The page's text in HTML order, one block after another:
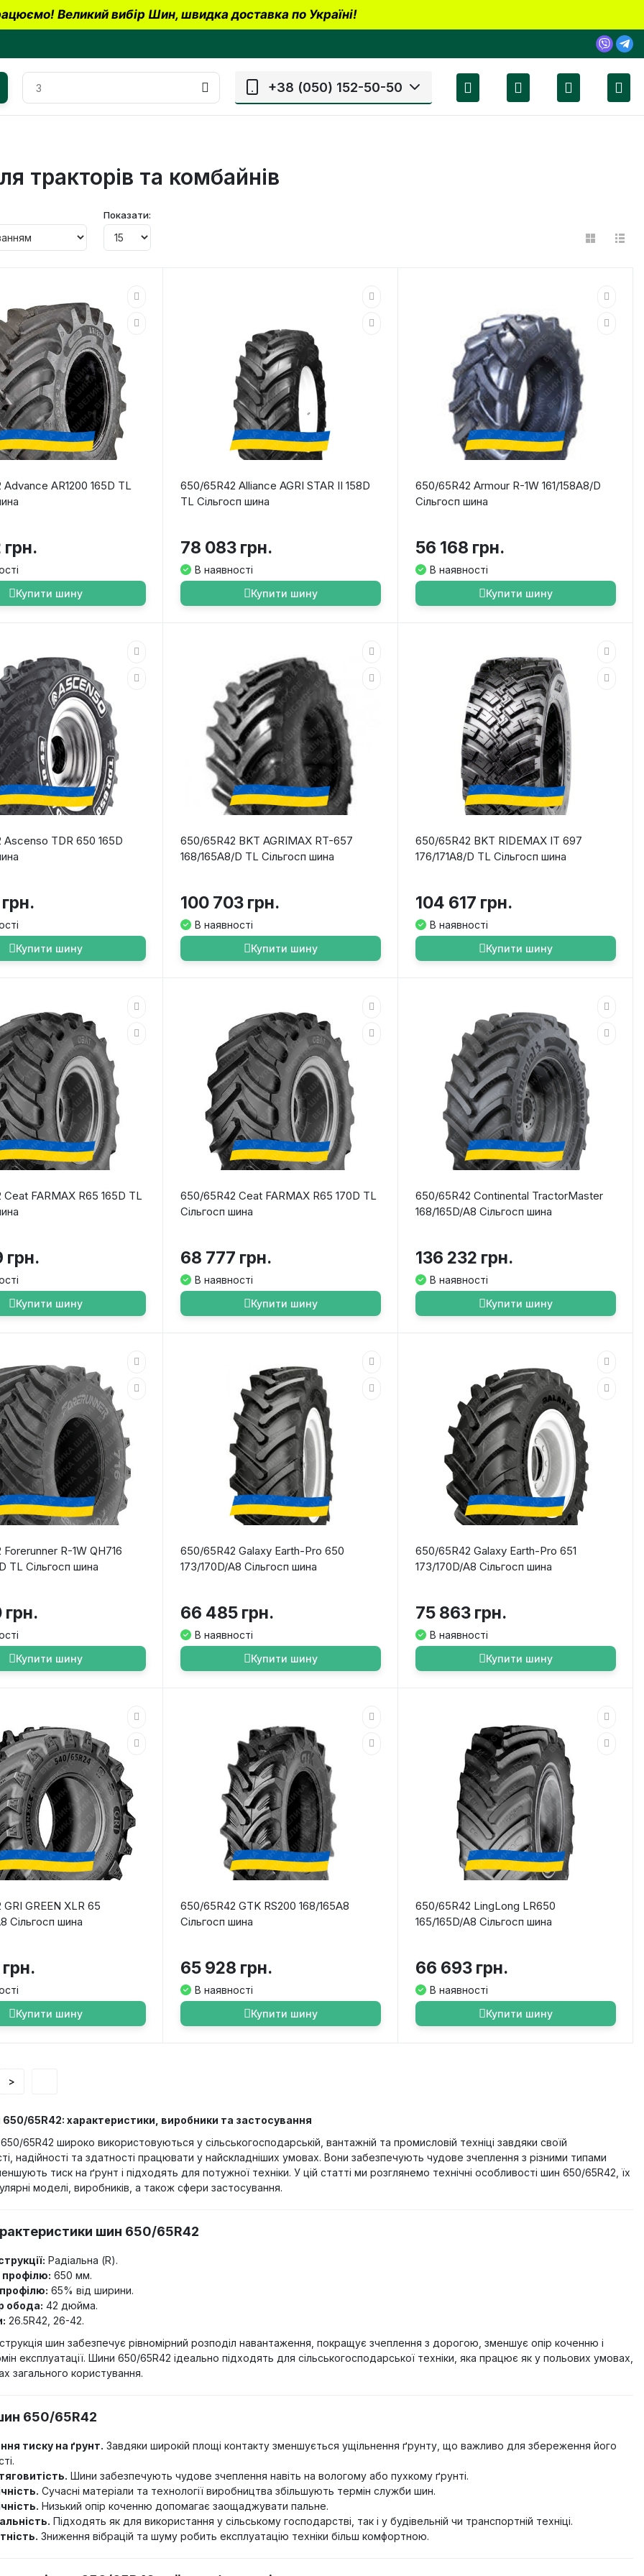
Великий вибір Шин, швидка доставка по Україні!
+38 (050) 152-50-50
тракторів та комбайнів
Показати:
AR1200 165D TL
Купити шину
650/65R42 Alliance AGRI STAR II 158D
TL Сільгосп шина
78 083 грн.
В наявності
Купити шину
650/65R42 Armour R-1W 161/158A8/D
Сільгосп шина
56 168 грн.
В наявності
Купити шину
TDR 650 165D
Купити шину
650/65R42 BKT AGRIMAX RT-657
168/165A8/D TL Сільгосп шина
100 703 грн.
В наявності
Купити шину
650/65R42 BKT RIDEMAX IT 697
176/171A8/D TL Сільгосп шина
104 617 грн.
В наявності
Купити шину
FARMAX R65 165D TL
грн.
Купити шину
650/65R42 Ceat FARMAX R65 170D TL
Сільгосп шина
68 777 грн.
В наявності
Купити шину
650/65R42 Continental TractorMaster
168/165D/A8 Сільгосп шина
136 232 грн.
В наявності
Купити шину
R-1W QH716
TL Сільгосп шина
Купити шину
650/65R42 Galaxy Earth-Pro 650
173/170D/A8 Сільгосп шина
66 485 грн.
В наявності
Купити шину
650/65R42 Galaxy Earth-Pro 651
173/170D/A8 Сільгосп шина
75 863 грн.
В наявності
Купити шину
GREEN XLR 65
Сільгосп шина
Купити шину
650/65R42 GTK RS200 168/165A8
Сільгосп шина
65 928 грн.
В наявності
Купити шину
650/65R42 LingLong LR650
165/165D/A8 Сільгосп шина
66 693 грн.
В наявності
Купити шину
>
65R42: характеристики, виробники та застосування
65R42 широко використовуються у сільськогосподарській, вантажній та промисловій техніці завдяки своїй
надійності та здатності працювати у найскладніших умовах. Вони забезпечують чудове зчеплення з різними типами
тиск на ґрунт і підходять для потужної техніки. У цій статті ми розглянемо технічні особливості шин 650/65R42, їх
моделі, виробників, а також сфери застосування.
шин 650/65R42
Радіальна (R).
650 мм.
65% від ширини.
обода: 42 дюйма.
26.5R42, 26-42.
шин забезпечує рівномірний розподіл навантаження, покращує зчеплення з дорогою, зменшує опір коченню і
експлуатації. Шини 650/65R42 ідеально підходять для сільськогосподарської техніки, яка працює як у польових умовах,
загального користування.
650/65R42
тиску на ґрунт. Завдяки широкій площі контакту зменшується ущільнення ґрунту, що важливо для збереження його
Шини забезпечують чудове зчеплення навіть на вологому або пухкому ґрунті.
Сучасні матеріали та технології виробництва збільшують термін служби шин.
Низький опір коченню допомагає заощаджувати пальне.
Підходять як для використання у сільському господарстві, так і у будівельній чи транспортній техніці.
Зниження вібрацій та шуму робить експлуатацію техніки більш комфортною.